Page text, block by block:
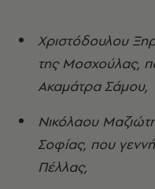
Χριστόδουλου
της Μοσχούλας,
Ακαμάτρα Σάμου,
Νικόλαου
Σοφίας, που
Πέλλας,